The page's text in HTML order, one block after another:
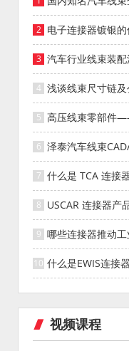
电子连接器镀银
汽车行业线束装
浅谈线束尺寸链
高压线束零部件
泽泰汽车线束
什么是 TCA 连接
USCAR 连接器产
哪些连接器推动
什么是EWIS连接
视频课程